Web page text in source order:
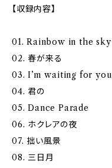
【収録内容】
01. Rainbow in the sky
02. 春が来る
03. I’m waiting for you
04. 君の
05. Dance Parade
06. ホクレアの夜
07. 拙い風景
08. 三日月